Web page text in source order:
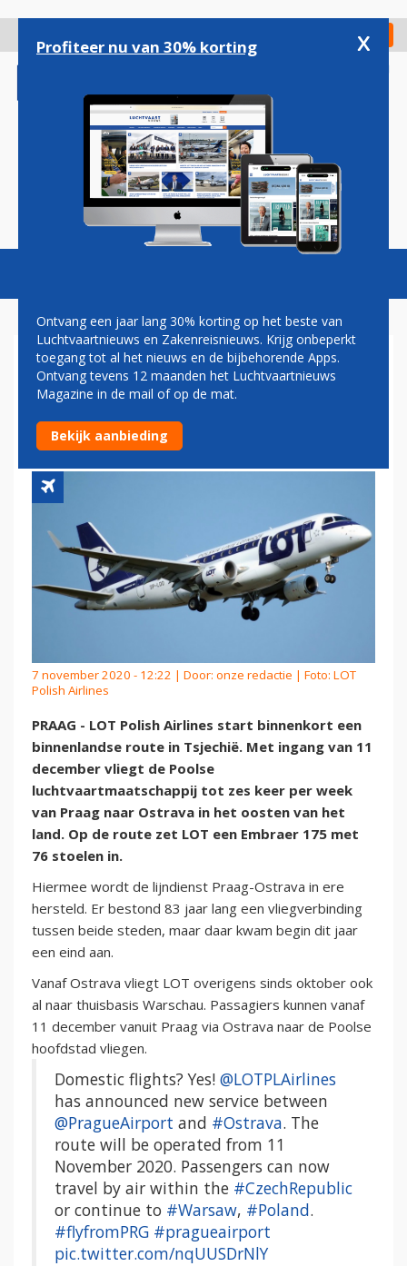
gaan
Check in
Magazine Podcasts Vacatures
LOT POLISH AIRLINES START
BINNENLANDSE ROUTE IN
TSJECHIË
7 november 2020 - 12:22 | Door: onze redactie | Foto: LOT
Polish Airlines
PRAAG - LOT Polish Airlines start binnenkort een
binnenlandse route in Tsjechië. Met ingang van 11
december vliegt de Poolse
luchtvaartmaatschappij tot zes keer per week
van Praag naar Ostrava in het oosten van het
land. Op de route zet LOT een Embraer 175 met
76 stoelen in.
Hiermee wordt de lijndienst Praag-Ostrava in ere
hersteld. Er bestond 83 jaar lang een vliegverbinding
tussen beide steden, maar daar kwam begin dit jaar
een eind aan.
Vanaf Ostrava vliegt LOT overigens sinds oktober ook
al naar thuisbasis Warschau. Passagiers kunnen vanaf
11 december vanuit Praag via Ostrava naar de Poolse
hoofdstad vliegen.
Domestic flights? Yes! @LOTPLAirlines
has announced new service between
@PragueAirport and #Ostrava. The
route will be operated from 11
November 2020. Passengers can now
travel by air within the #CzechRepublic
or continue to #Warsaw, #Poland.
#flyfromPRG #pragueairport
pic.twitter.com/nqUUSDrNlY
Profiteer nu van 30% korting x
Ontvang een jaar lang 30% korting op het beste van
Luchtvaartnieuws en Zakenreisnieuws. Krijg onbeperkt
toegang tot al het nieuws en de bijbehorende Apps.
Ontvang tevens 12 maanden het Luchtvaartnieuws
Magazine in de mail of op de mat.
Bekijk aanbieding